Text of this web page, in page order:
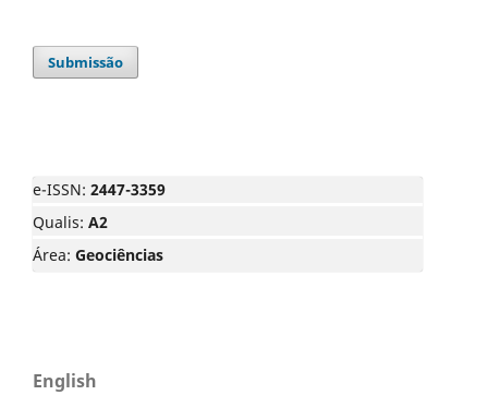
Submissão
e-ISSN: 2447-3359
Qualis: A2
Área: Geociências
English